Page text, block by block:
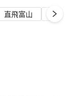
直飛富山 四國